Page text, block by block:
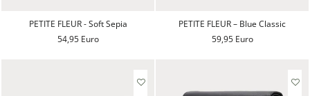
PETITE FLEUR - Soft Sepia
54,95 Euro
PETITE FLEUR – Blue Classic
59,95 Euro